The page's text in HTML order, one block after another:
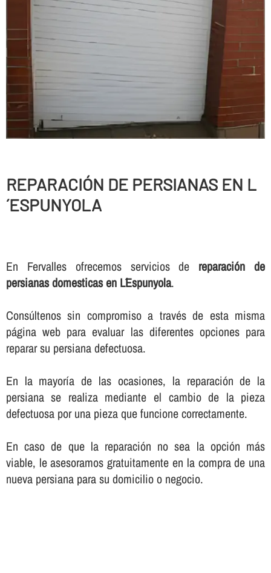
REPARACIÓN DE PERSIANAS EN L
´ESPUNYOLA
En Fervalles ofrecemos servicios de reparación de
persianas domesticas en L´Espunyola.
Consúltenos sin compromiso a través de esta misma
página web para evaluar las diferentes opciones para
reparar su persiana defectuosa.
En la mayorí­a de las ocasiones, la reparación de la
persiana se realiza mediante el cambio de la pieza
defectuosa por una pieza que funcione correctamente.
En caso de que la reparación no sea la opción más
viable, le asesoramos gratuitamente en la compra de una
nueva persiana para su domicilio o negocio.